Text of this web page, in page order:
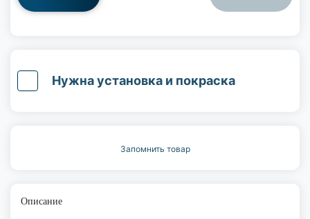
Нужна установка и покраска
Запомнить товар
Описание